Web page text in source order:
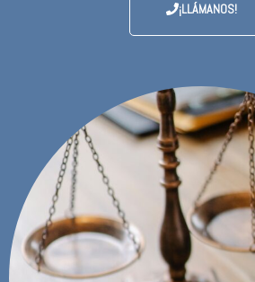
¡LLÁMANOS!